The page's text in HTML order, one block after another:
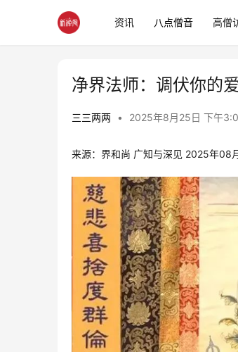
资讯 八点僧音 高僧
净界法师：调伏你的
三三两两 • 2025年8月25日 下午
来源：界和尚 广知与深见 2025年08